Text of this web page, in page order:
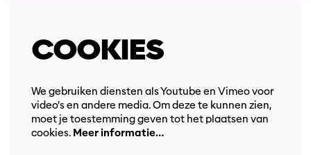
COOKIES
We gebruiken diensten als Youtube en Vimeo voor
video's en andere media. Om deze te kunnen zien,
moet je toestemming geven tot het plaatsen van
cookies. Meer informatie…